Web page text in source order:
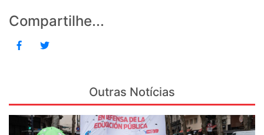
Compartilhe...
Outras Notícias